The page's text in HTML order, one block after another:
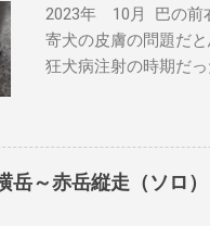
2023年 10月 巴の前
寄犬の皮膚の問題だ
狂犬病注射の時期だ
良性とも悪性ともわ
状を書いてもらいま
獣医さんにあたりま
なので、手術に伴う
岳～赤岳縦走（ソロ）